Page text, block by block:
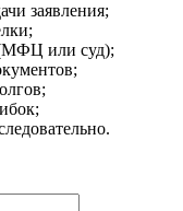
заявления;
или суд);